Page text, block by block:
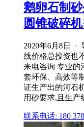
鹅卵石制
圆锥破碎
2020年6月8日 ·
线价格总投资也
来电咨询 专业的
套环保、高效等
证生产出的河石
用砂要求,且生产
联系电话: 180